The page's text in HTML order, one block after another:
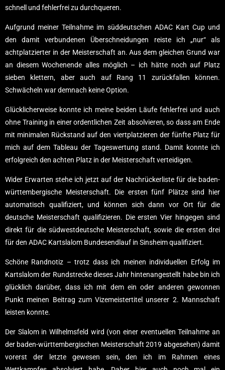
schnell und fehlerfrei zu durchqueren.
Aufgrund meiner Teilnahme im süddeutschen ADAC Kart Cup und
den damit verbundenen Überschneidungen reiste ich „nur“ als
achtplatzierter in der Meisterschaft an. Aus dem gleichen Grund war
an diesem Wochenende alles möglich – ich hätte noch auf Platz
sieben klettern, aber auch auf Rang 11 zurückfallen können.
Schwächeln war demnach keine Option.
Glücklicherweise konnte ich meine beiden Läufe fehlerfrei und auch
ohne Training in einer ordentlichen Zeit absolvieren, so dass am Ende
mit minimalen Rückstand auf den viertplatzieren der fünfte Platz für
mich auf dem Tableau der Tageswertung stand. Damit konnte ich
erfolgreich den achten Platz in der Meisterschaft verteidigen.
Wider Erwarten stehe ich jetzt auf der Nachrückerliste für die baden-
württembergische Meisterschaft. Die ersten fünf Plätze sind hier
automatisch qualifiziert, und können sich dann vor Ort für die
deutsche Meisterschaft qualifizieren. Die ersten Vier hingegen sind
direkt für die südwestdeutsche Meisterschaft, sowie die ersten drei
für den ADAC Kartslalom Bundesendlauf in Sinsheim qualifiziert.
Schöne Randnotiz – trotz dass ich meinen individuellen Erfolg im
Kartslalom der Rundstrecke dieses Jahr hintenangestellt habe bin ich
glücklich darüber, dass ich mit dem ein oder anderen gewonnen
Punkt meinen Beitrag zum Vizemeistertitel unserer 2. Mannschaft
leisten konnte.
Der Slalom in Wilhelmsfeld wird (von einer eventuellen Teilnahme an
der baden-württembergischen Meisterschaft 2019 abgesehen) damit
vorerst der letzte gewesen sein, den ich im Rahmen eines